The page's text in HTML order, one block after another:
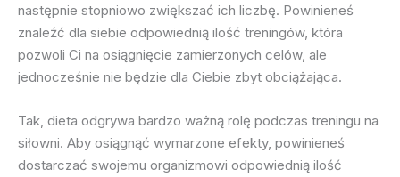
następnie stopniowo zwiększać ich liczbę. Powinieneś
znaleźć dla siebie odpowiednią ilość treningów, która
pozwoli Ci na osiągnięcie zamierzonych celów, ale
jednocześnie nie będzie dla Ciebie zbyt obciążająca.
Tak, dieta odgrywa bardzo ważną rolę podczas treningu na
siłowni. Aby osiągnąć wymarzone efekty, powinieneś
dostarczać swojemu organizmowi odpowiednią ilość